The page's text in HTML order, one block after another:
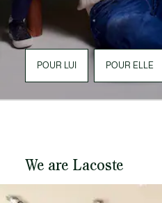
POUR LUI POUR ELLE
We are Lacoste